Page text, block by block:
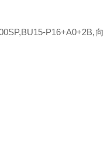
P16+A0+2B,向